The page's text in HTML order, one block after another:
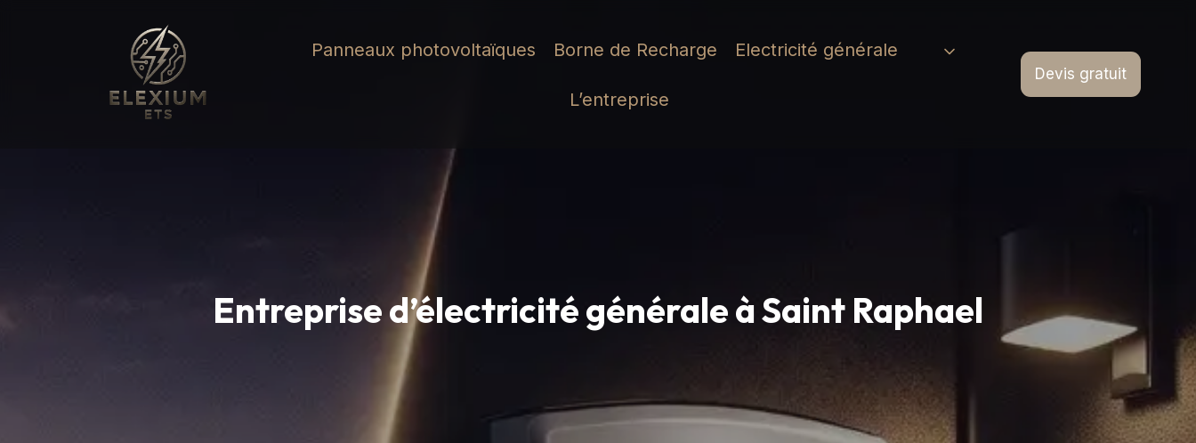
Panneaux photovoltaïques Borne de Recharge Electricité générale
L’entreprise
Devis gratuit
Entreprise d’électricité générale à Saint Raphael